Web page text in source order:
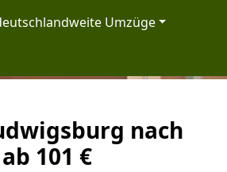
Umzüge
nach
101 €